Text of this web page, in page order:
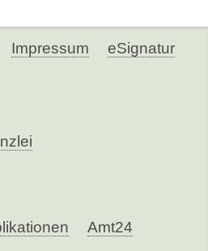
Impressum eSignatur
Amt24